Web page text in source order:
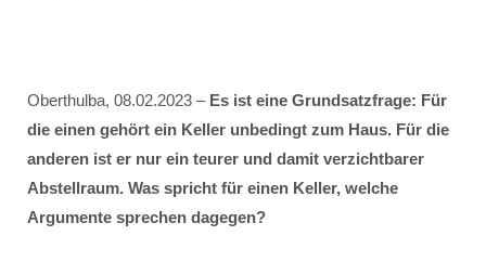
Oberthulba, 08.02.2023 – Es ist eine Grundsatzfrage: Für
die einen gehört ein Keller unbedingt zum Haus. Für die
anderen ist er nur ein teurer und damit verzichtbarer
Abstellraum. Was spricht für einen Keller, welche
Argumente sprechen dagegen?